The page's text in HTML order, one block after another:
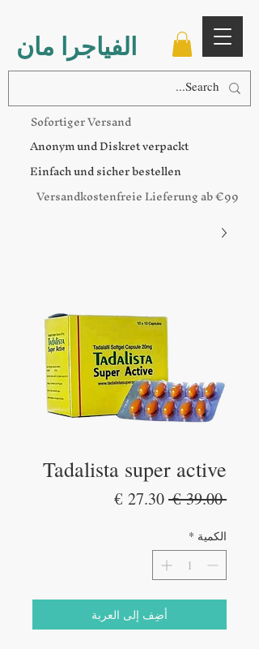
الفياجرا مان
Sofortiger Versand
Anonym und Diskret verpackt
Einfach und sicher bestellen
Versandkostenfreie Lieferung ab €99
Tadalista super active
‏39.00 €
سعر
سعر
الكمية *
أضِف إلى العربة